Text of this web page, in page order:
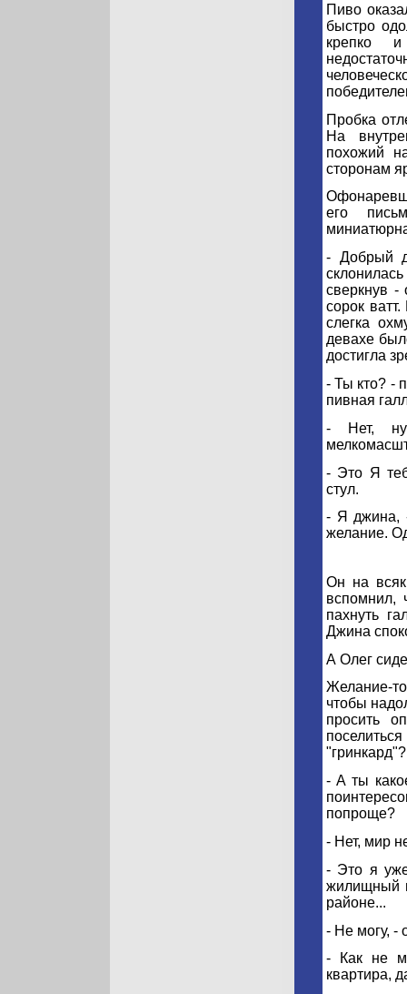
Пиво
быстро
крепко
Пробка
На
похожий
сторонам
его
- Добрый
сверкнув -
сорок
слегка
девахе
достигла
- Ты кто? -
пивная
- Нет, ну
- Это Я
стул.
- Я джина,
желание.
Он на
вспомнил,
пахнуть
Джина
А Олег
Желание-то
чтобы
просить
- А ты
попроще?
- Нет, мир
- Это я
жилищный
районе...
- Не могу, -
- Как не
квартира,